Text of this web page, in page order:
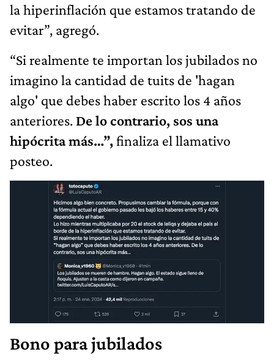
la hiperinflación que estamos tratando de
evitar”, agregó.
“Si realmente te importan los jubilados no
imagino la cantidad de tuits de 'hagan
algo' que debes haber escrito los 4 años
anteriores. De lo contrario, sos una
hipócrita más…”,finaliza el llamativo
posteo.
Bono para jubilados